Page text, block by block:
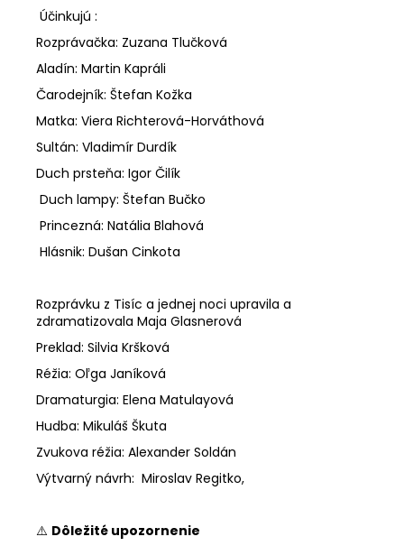
Účinkujú :
Rozprávačka: Zuzana Tlučková
Aladín: Martin Kapráli
Čarodejník: Štefan Kožka
Matka: Viera Richterová-Horváthová
Sultán: Vladimír Durdík
Duch prsteňa: Igor Čilík
Duch lampy: Štefan Bučko
Princezná: Natália Blahová
Hlásnik: Dušan Cinkota
Rozprávku z Tisíc a jednej noci upravila a
zdramatizovala Maja Glasnerová
Preklad: Silvia Kršková
Réžia: Oľga Janíková
Dramaturgia: Elena Matulayová
Hudba: Mikuláš Škuta
Zvukova réžia: Alexander Soldán
Výtvarný návrh: Miroslav Regitko,
⚠️ Dôležité upozornenie